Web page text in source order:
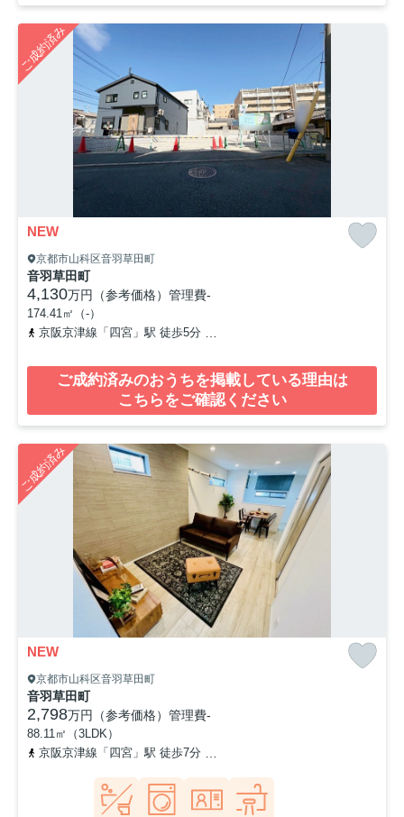
ご成約済み
NEW
京都市山科区音羽草田町
音羽草田町
4,130万円（参考価格） 管理費-
174.41㎡（-）
京阪京津線「四宮」駅 徒歩5分
ご成約済みのおうちを掲載している理由は
こちらをご確認ください
ご成約済み
NEW
京都市山科区音羽草田町
音羽草田町
2,798万円（参考価格） 管理費-
88.11㎡（3LDK）
京阪京津線「四宮」駅 徒歩7分